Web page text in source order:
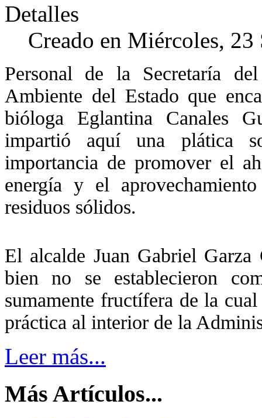
Detalles
Creado en Miércoles,
Personal de la Secretaría
Ambiente del Estado que
bióloga Eglantina Canales
impartió aquí una plática
importancia de promover el
energía y el
residuos sólidos.
El alcalde Juan Gabriel Garza
bien no se establecieron
sumamente fructífera de la
práctica al interior de la
Leer más...
Más Artículos...